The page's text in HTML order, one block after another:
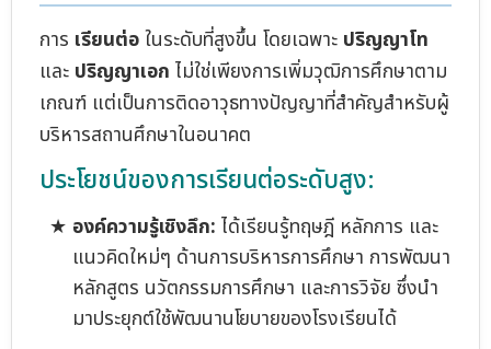
การ เรียนต่อในระดับที่สูงขึ้น โดยเฉพาะ ปริญญาโท
และ ปริญญาเอก ไม่ใช่เพียงการเพิ่มวุฒิการศึกษาตาม
เกณฑ์ แต่เป็นการติดอาวุธทางปัญญาที่สำคัญสำหรับผู้
บริหารสถานศึกษาในอนาคต
ประโยชน์ของการเรียนต่อระดับสูง:
องค์ความรู้เชิงลึก: ได้เรียนรู้ทฤษฎี หลักการ และ
แนวคิดใหม่ๆ ด้านการบริหารการศึกษา การพัฒนา
หลักสูตร นวัตกรรมการศึกษา และการวิจัย ซึ่งนำ
มาประยุกต์ใช้พัฒนานโยบายของโรงเรียนได้